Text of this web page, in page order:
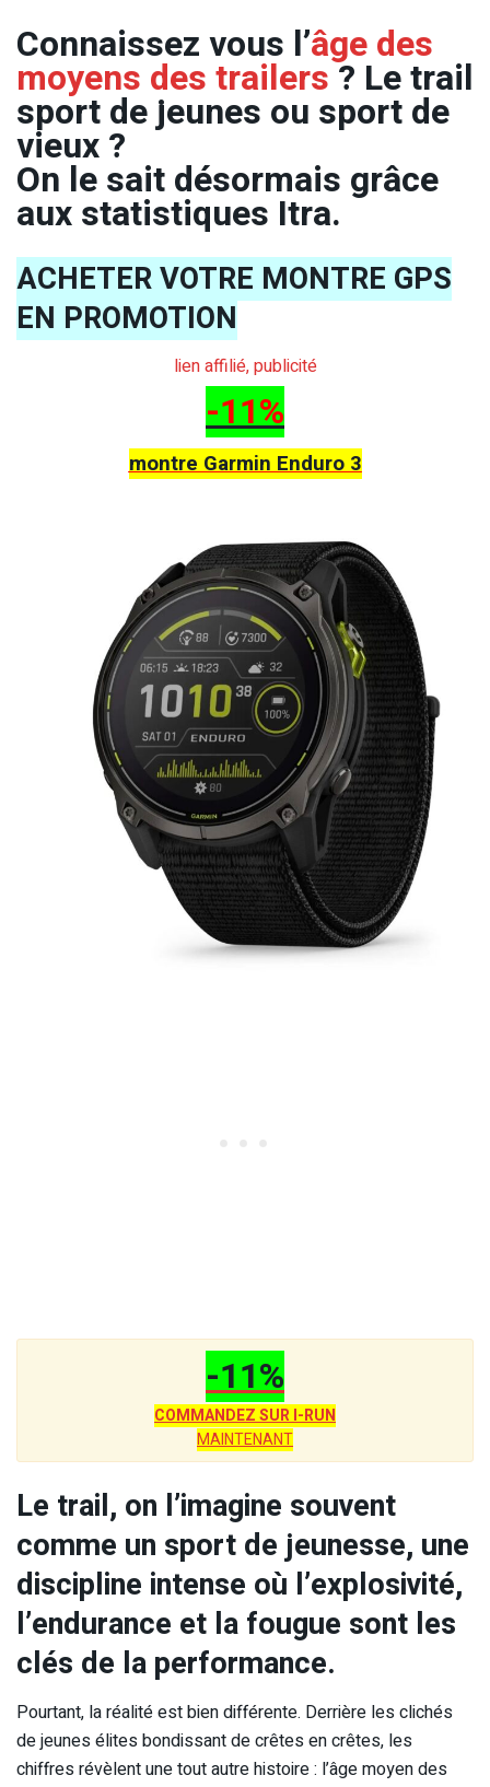
Connaissez vous l’âge des
moyens des trailers? Le trail
sport de jeunes ou sport de
vieux ?
On le sait désormais grâce
aux statistiques Itra.
ACHETER VOTRE MONTRE GPS
EN PROMOTION
lien affilié, publicité
-11%
montre Garmin Enduro 3
-11%
COMMANDEZ SUR I-RUN
MAINTENANT
Le trail, on l’imagine souvent
comme un sport de jeunesse, une
discipline intense où l’explosivité,
l’endurance et la fougue sont les
clés de la performance.
Pourtant, la réalité est bien différente. Derrière les clichés
de jeunes élites bondissant de crêtes en crêtes, les
chiffres révèlent une tout autre histoire : l’âge moyen des